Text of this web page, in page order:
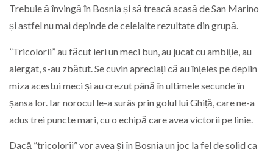
Trebuie ă învingă în Bosnia și să treacă acasă de San Marino
și astfel nu mai depinde de celelalte rezultate din grupă.
”Tricolorii” au făcut ieri un meci bun, au jucat cu ambiție, au
alergat, s-au zbătut. Se cuvin apreciați că au înțeles pe deplin
miza acestui meci și au crezut până în ultimele secunde în
șansa lor. Iar norocul le-a surâs prin golul lui Ghiță, care ne-a
adus trei puncte mari, cu o echipă care avea victorii pe linie.
Dacă ”tricolorii” vor avea și în Bosnia un joc la fel de solid ca